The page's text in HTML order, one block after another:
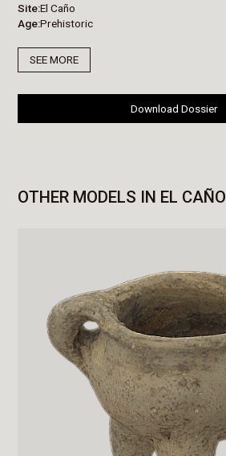
Site El Caño
Age Prehistoric
SEE MORE
Download Dossier
OTHER MODELS IN EL CAÑO